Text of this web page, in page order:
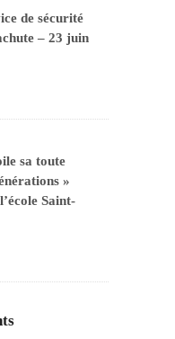
de sécurité
– 23 juin
sa toute
»
Saint-